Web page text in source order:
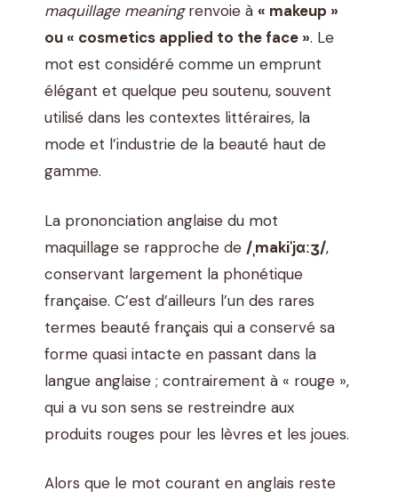
maquillage meaningrenvoie à « makeup »
ou « cosmetics applied to the face ». Le
mot est considéré comme un emprunt
élégant et quelque peu soutenu, souvent
utilisé dans les contextes littéraires, la
mode et l’industrie de la beauté haut de
gamme.
La prononciation anglaise du mot
maquillage se rapproche de /ˌmakiˈjɑːʒ/,
conservant largement la phonétique
française. C’est d’ailleurs l’un des rares
termes beauté français qui a conservé sa
forme quasi intacte en passant dans la
langue anglaise ; contrairement à « rouge »,
qui a vu son sens se restreindre aux
produits rouges pour les lèvres et les joues.
Alors que le mot courant en anglais reste